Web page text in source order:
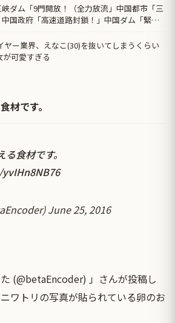
ダム「9門開放！（全力放流」中国都市「三
国政府「高速道路封鎖！」中国ダム「緊急
ヤー業界、えなこ(30)を抜いてしまうくらい
可愛すぎる
材です。
食材です。
June 25, 2016
(@betaEncoder) 」さんが投稿し
ワトリの写真が貼られている卵のお